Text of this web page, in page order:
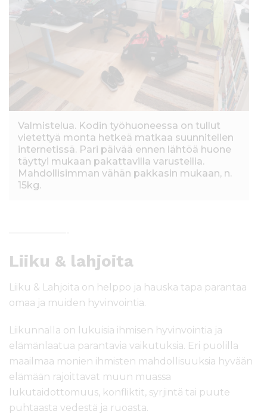
Valmistelua. Kodin työhuoneessa on tullut
vietettyä monta hetkeä matkaa suunnitellen
internetissä. Pari päivää ennen lähtöä huone
täyttyi mukaan pakattavilla varusteilla.
Mahdollisimman vähän pakkasin mukaan, n.
15kg.
——————-
Liiku & lahjoita
Liiku & Lahjoita on helppo ja hauska tapa parantaa
omaa ja muiden hyvinvointia.
Liikunnalla on lukuisia ihmisen hyvinvointia ja
elämänlaatua parantavia vaikutuksia. Eri puolilla
maailmaa monien ihmisten mahdollisuuksia hyvään
elämään rajoittavat muun muassa
lukutaidottomuus, konfliktit, syrjintä tai puute
puhtaasta vedestä ja ruoasta.